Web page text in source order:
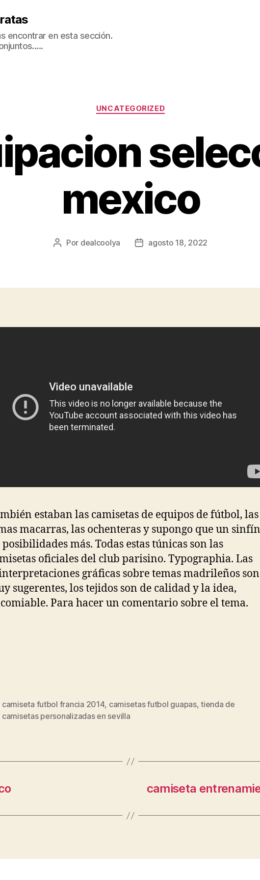
encontrar en esta sección.
Categorías
UNCATEGORIZED
mexico
Autor
Por dealcoolya
Fechaagosto 18, 2022
estaban las camisetas de equipos de fútbol,
macarras, las ochenteras y supongo que un sinfín
posibilidades más. Todas estas túnicas son las
oficiales del club parisino. Typographia. Las
gráficas sobre temas madrileños son
sugerentes, los tejidos son de calidad y la idea,
Para hacer un comentario sobre el tema.
camiseta futbol francia 2014, camisetas futbol guapas,tienda de
camisetas personalizadas en sevilla
camiseta